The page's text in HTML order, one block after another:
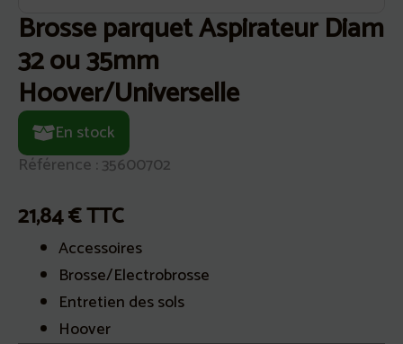
Brosse parquet Aspirateur Diam
32 ou 35mm
Hoover/Universelle
En stock
Référence : 35600702
21,84€TTC
Accessoires
Brosse/Electrobrosse
Entretien des sols
Hoover